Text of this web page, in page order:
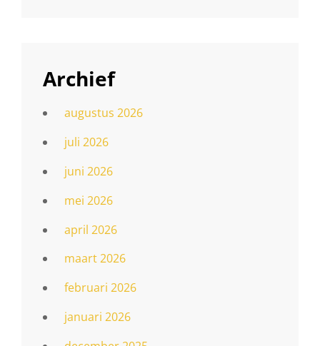
Archief
augustus 2026
juli 2026
juni 2026
mei 2026
april 2026
maart 2026
februari 2026
januari 2026